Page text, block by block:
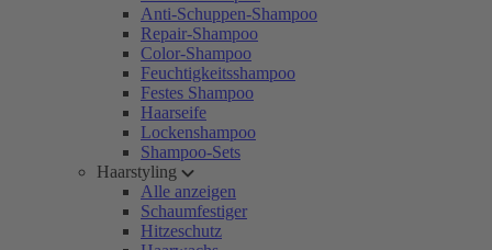
Anti-Schuppen-Shampoo
Repair-Shampoo
Color-Shampoo
Feuchtigkeitsshampoo
Festes Shampoo
Haarseife
Lockenshampoo
Shampoo-Sets
Haarstyling
Alle anzeigen
Schaumfestiger
Hitzeschutz